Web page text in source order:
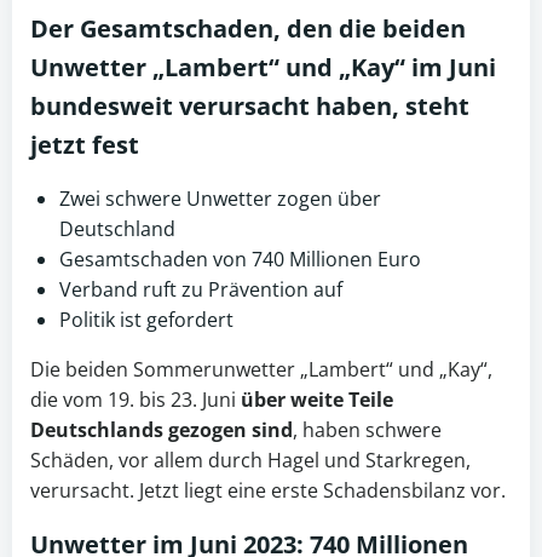
Der Gesamtschaden, den die beiden
Unwetter „Lambert“ und „Kay“ im Juni
bundesweit verursacht haben, steht
jetzt fest
Zwei schwere Unwetter zogen über
Deutschland
Gesamtschaden von 740 Millionen Euro
Verband ruft zu Prävention auf
Politik ist gefordert
Die beiden Sommerunwetter „Lambert“ und „Kay“,
die vom 19. bis 23. Juni über weite Teile
Deutschlandsgezogen sind, haben schwere
Schäden, vor allem durch Hagel und Starkregen,
verursacht. Jetzt liegt eine erste Schadensbilanz vor.
Unwetter im Juni 2023: 740 Millionen